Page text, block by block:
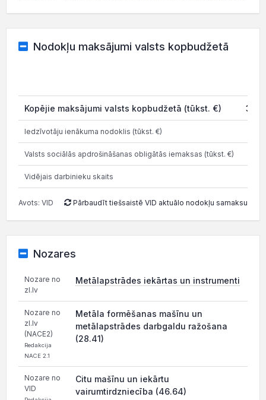
Nodokļu maksājumi valsts kopbudžetā
Kopējie maksājumi valsts kopbudžetā (tūkst. €)
Iedzīvotāju ienākuma nodoklis (tūkst. €)
Valsts sociālās apdrošināšanas obligātās iemaksas (tūkst. €)
Vidējais darbinieku skaits
Avots: VID Pārbaudīt tiešsaistē VID aktuālo nodokļu samaksu
Nozares
Nozare no
zl.lv
Metālapstrādes iekārtas un instrumenti
Nozare no
zl.lv
(NACE2)
Redakcija
NACE 2.1
Metāla formēšanas mašīnu un
metālapstrādes darbgaldu ražošana
(28.41)
Nozare no
VID
Citu mašīnu un iekārtu
vairumtirdzniecība (46.64)